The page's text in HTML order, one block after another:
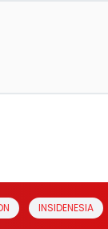
INSIDENESIA